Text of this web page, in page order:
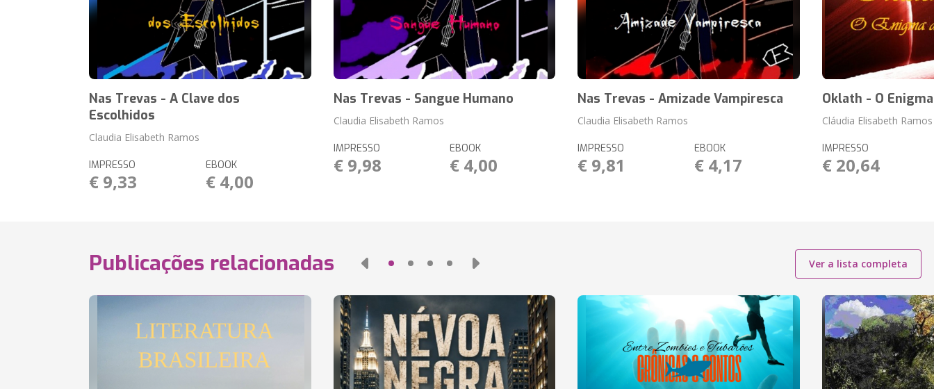
Nas Trevas - A Clave dos
Escolhidos
Claudia Elisabeth Ramos
IMPRESSO
€ 9,33
EBOOK
€ 4,00
Nas Trevas - Sangue Humano
Claudia Elisabeth Ramos
IMPRESSO
€ 9,98
EBOOK
€ 4,00
Nas Trevas - Amizade Vampiresca
Claudia Elisabeth Ramos
IMPRESSO
€ 9,81
EBOOK
€ 4,17
Oklath - O
Cláudia Elisabeth Ramos
IMPRESSO
€ 20,64
Publicações relacionadas Ver a lista completa